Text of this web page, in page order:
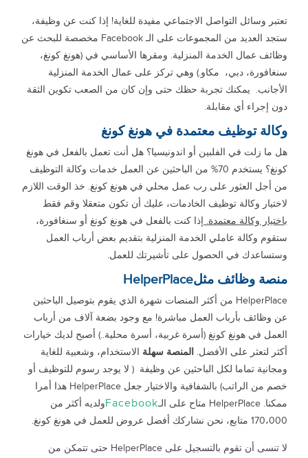
تعتبر وسائل التواصل الاجتماعي مفيدة للغاية! إذا كنت عن وظيفة،
ستجد العديد من المجموعات على الـ Facebook مخصصة للبحث عن
وظائف عمال الخدمة المنزلية. ومقرها الأساسي في (هونغ كونغ،
سنغافورة، دبي، مكاو.) وهي تركز على عمال الخدمة المنزلية
الأجانب. يمكنك تجربة حظك حتى وإن كان من الصعب تكوين الثقة
دون إجراء أي مقابلة.
وكالة توظيف معتمدة في هونغ كونغ
هل ما زلت في الفلبين أو اندونيسيا؟ هل أنت تعمل بالفعل في هونغ
كونغ؟ يستخدم 70% من الباحثين عن العمل خدمات وكالة التوظيف
من أجل العثور على رب عمل محلي في هونغ كونغ. خذ الوقت اللازم
لاختيار وكالة توظيف الخادمات، عليك أن تكون متعقلا وقم فقط
باختيار وكالة معتمدة. إذا كنت بالفعل في هونغ كونغ أو سنغافورة،
ستقوم وكالة عاملي الخدمة المنزلية بتقديم بعض أرباب العمل
وستساعدك في الحصول على تأشيرتك للعمل.
منصة وظائف مثلHelperPlace
HelperPlace من أكثر المنصات شهرة الذي يقوم بتوصيل الباحثين
عن وظائف بأرباب العمل مباشرة! مع وجود بضعة آلاف من أرباب
العمل في هونغ كونغ (أسرة غربية، أسرة محلية..) أصبح لديك خيارات
أكثر لتعثر على الأفضل. المنصة سهلة الاستخدام، وشعبية للغاية
ومجانية تماما لكل الباحثين عن وظيفة ( لا يوجد رسوم للتوظيف أو
خصم من الراتب) بالشفافية والاختيار جعل HelperPlace هذا أمرا
ممكنا. HelperPlace متاح على الـ
Facebookولديه أكثر من
170،000 متابع، نحن نشاركك أفضل عروض للعمل في هونغ كونغ.
لا تنسى أن تقوم بالتسجيل على HelperPlace حتى تتمكن من